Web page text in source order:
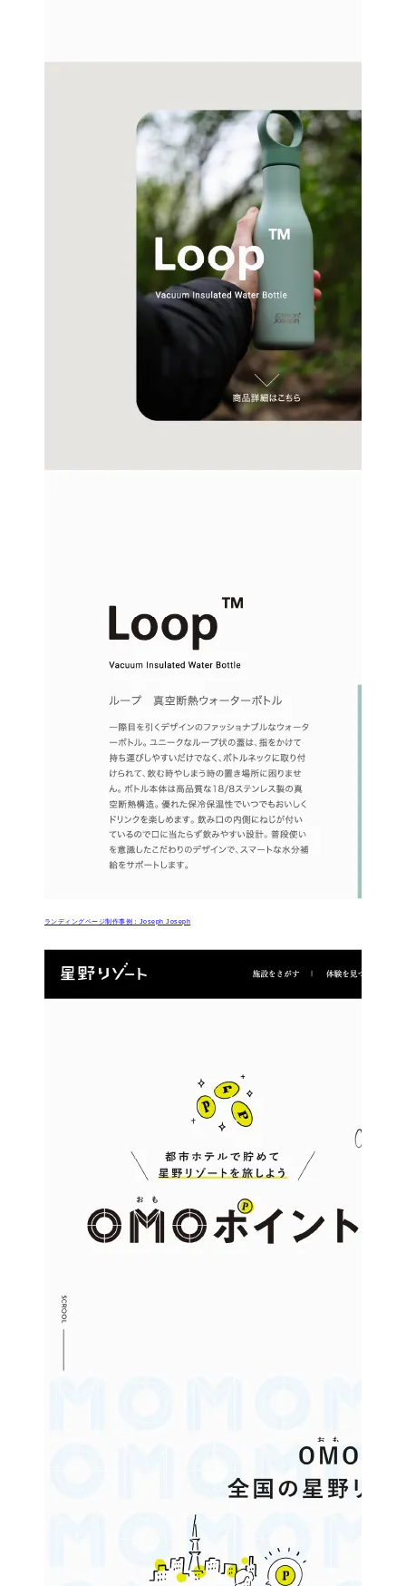
ランディングページ制作事例：Joseph Joseph